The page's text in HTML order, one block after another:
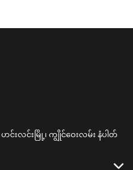
ဟင်းလင်းမြို့၊ ကျွိုင်ဝေးလမ်း နံပါတ်